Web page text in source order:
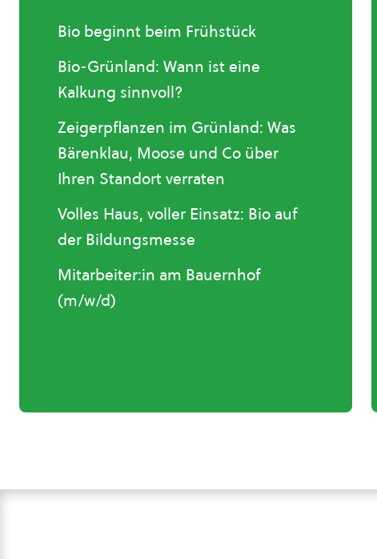
Bio beginnt beim Frühstück
Bio-Grünland: Wann ist eine
Kalkung sinnvoll?
Zeigerpflanzen im Grünland: Was
Bärenklau, Moose und Co über
Ihren Standort verraten
Volles Haus, voller Einsatz: Bio auf
der Bildungsmesse
Mitarbeiter:in am Bauernhof
(m/w/d)